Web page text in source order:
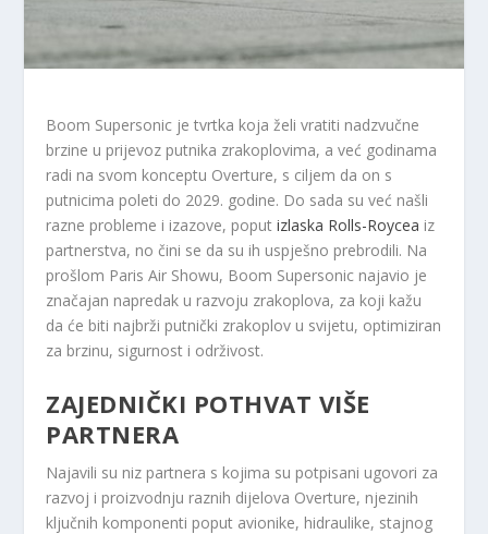
Boom Supersonic je tvrtka koja želi vratiti nadzvučne
brzine u prijevoz putnika zrakoplovima, a već godinama
radi na svom konceptu Overture, s ciljem da on s
putnicima poleti do 2029. godine. Do sada su već našli
razne probleme i izazove, poputizlaska Rolls-Roycea iz
partnerstva, no čini se da su ih uspješno prebrodili. Na
prošlom Paris Air Showu, Boom Supersonic najavio je
značajan napredak u razvoju zrakoplova, za koji kažu
da će biti najbrži putnički zrakoplov u svijetu, optimiziran
za brzinu, sigurnost i održivost.
ZAJEDNIČKI POTHVAT VIŠE
PARTNERA
Najavili su niz partnera s kojima su potpisani ugovori za
razvoj i proizvodnju raznih dijelova Overture, njezinih
ključnih komponenti poput avionike, hidraulike, stajnog